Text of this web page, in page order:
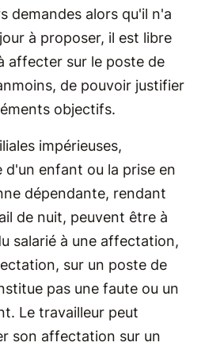
demandes alors qu'il n'a
à proposer, il est libre
affecter sur le poste de
de pouvoir justifier
objectifs.
impérieuses,
enfant ou la prise en
dépendante, rendant
de nuit, peuvent être à
salarié à une affectation,
sur un poste de
pas une faute ou un
Le travailleur peut
son affectation sur un